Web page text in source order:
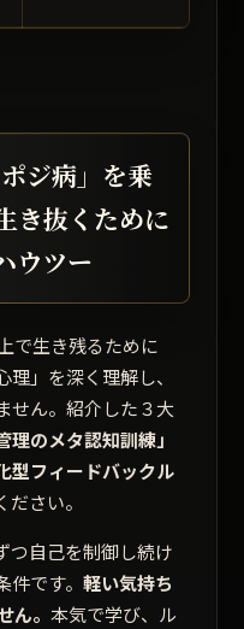
ジ病」を乗
き抜くために
ウツー
で生き残るために
理」 を深く理解し、
せん。紹介した３大
理のメタ認知訓練」
型フィードバックル
さい。
つ自己を制御し続け
です。 軽い気持ち
ん。 本気で学び、ル